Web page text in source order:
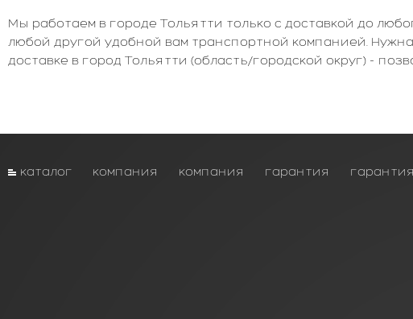
Мы работаем в городе Тольятти только с доставкой до
любой другой удобной вам транспортной компанией.
доставке в город Тольятти (область/городской округ) -
каталог компания компания гарантия гарантия